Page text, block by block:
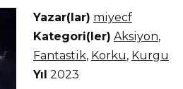
Yazar(lar) miyecf
Kategori(ler) Aksiyon,
Fantastik, Korku, Kurgu
Yıl 2023